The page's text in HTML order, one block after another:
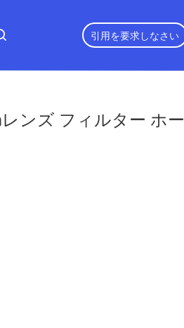
引用を要求しなさい
ンズ フィルター ホ